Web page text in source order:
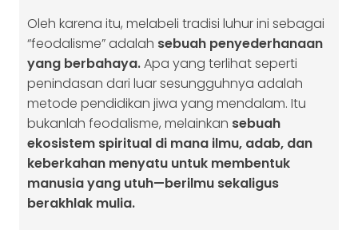
Oleh karena itu, melabeli tradisi luhur ini sebagai
“feodalisme” adalah sebuah penyederhanaan
yang berbahaya.Apa yang terlihat seperti
penindasan dari luar sesungguhnya adalah
metode pendidikan jiwa yang mendalam. Itu
bukanlah feodalisme, melainkan sebuah
ekosistem spiritual di mana ilmu, adab, dan
keberkahan menyatu untuk membentuk
manusia yang utuh—berilmu sekaligus
berakhlak mulia.